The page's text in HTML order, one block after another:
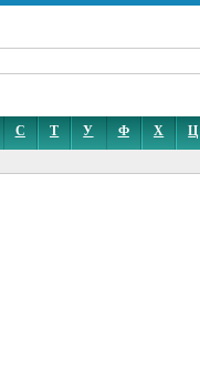
С Т У Ф Х Ц